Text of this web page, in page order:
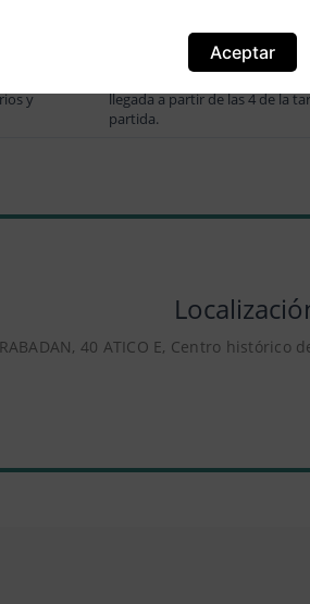
Las familias suelen
estacionamiento gratuito.
y
En el alojamiento Marqués
llegada a partir de las 4 de la
partida.
40 ATICO E, Centro histórico
Aceptar